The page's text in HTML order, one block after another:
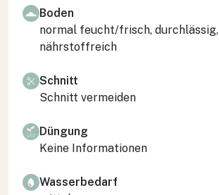
Boden
normal feucht/frisch, durchlässig,
nährstoffreich
Schnitt
Schnitt vermeiden
Düngung
Keine Informationen
Wasserbedarf